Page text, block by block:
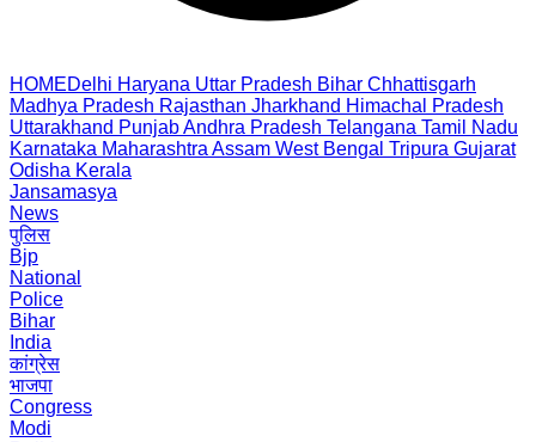
HOMEDelhi Haryana Uttar Pradesh Bihar Chhattisgarh
Madhya Pradesh Rajasthan Jharkhand Himachal Pradesh
Uttarakhand PunjabAndhra Pradesh Telangana Tamil Nadu
Karnataka Maharashtra Assam West Bengal Tripura Gujarat
Odisha Kerala
Jansamasya
News
पुलिस
Bjp
National
Police
Bihar
India
कांग्रेस
भाजपा
Congress
Modi